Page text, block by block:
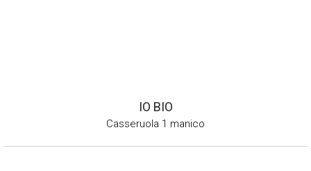
IO BIO
Casseruola 1 manico